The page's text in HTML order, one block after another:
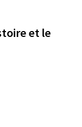
et le